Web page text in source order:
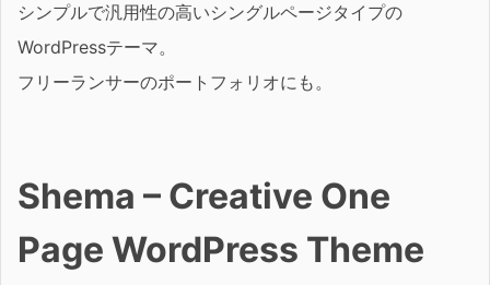
シンプルで汎用性の高いシングルページタイプの
WordPressテーマ。
フリーランサーのポートフォリオにも。
Shema – Creative One
Page WordPress Theme